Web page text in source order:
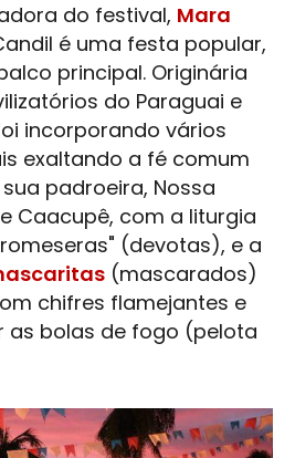
do festival, Mara
é uma festa popular,
principal. Originária
do Paraguai e
incorporando vários
exaltando a fé comum
padroeira, Nossa
Caacupê, com a liturgia
(devotas), e a
(mascarados)
chifres flamejantes e
as bolas de fogo (pelota